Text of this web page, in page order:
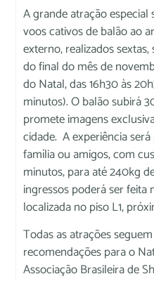
A grande atração especial
voos cativos de balão ao
externo, realizados
do final do mês de
do Natal, das 16h30 às
minutos). O balão subirá
promete imagens
cidade. A experiência
família ou amigos, com
minutos, para até 240kg
ingressos poderá ser feita
localizada no piso L1,
Todas as atrações
recomendações para o
Associação Brasileira de